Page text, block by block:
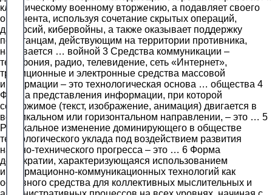
классическому военному вторжению, а подавляет своего
оппонента, используя сочетание скрытых операций,
диверсий, кибервойны, а также оказывает поддержку
повстанцам, действующим на территории противника,
называется … войной 3 Средства коммуникации –
телефония, радио, телевидение, сеть «Интернет»,
традиционные и электронные средства массовой
информации – это технологическая основа … общества 4
Форма представления информации, при которой
содержимое (текст, изображение, анимация) двигается в
вертикальном или горизонтальном направлении, – это … 5
Радикальное изменение доминирующего в обществе
технологического уклада под воздействием развития
научно-технического прогресса – это … 6 Форма
демократии, характеризующаяся использованием
информационно-коммуникационных технологий как
основного средства для коллективных мыслительных и